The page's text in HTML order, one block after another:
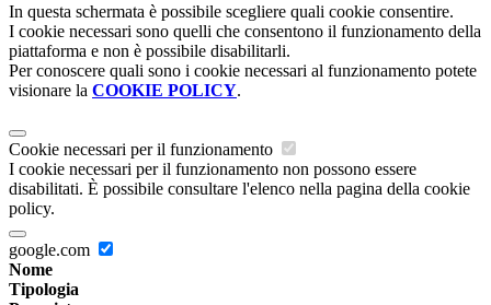
In questa schermata è possibile scegliere quali cookie consentire.
I cookie necessari sono quelli che consentono il funzionamento della
piattaforma e non è possibile disabilitarli.
Per conoscere quali sono i cookie necessari al funzionamento potete
visionare la COOKIE POLICY.
Cookie necessari per il funzionamento
I cookie necessari per il funzionamento non possono essere
disabilitati. È possibile consultare l'elenco nella pagina della cookie
policy.
google.com
Nome
Tipologia